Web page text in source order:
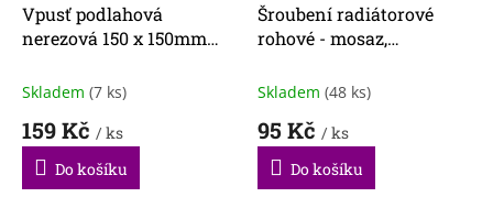
Vpusť podlahová
nerezová 150 x 150mm
Skladem (7 ks)
159 Kč / ks
Do košíku
Šroubení radiátorové
rohové - mosaz,
Skladem (48 ks)
95 Kč / ks
Do košíku